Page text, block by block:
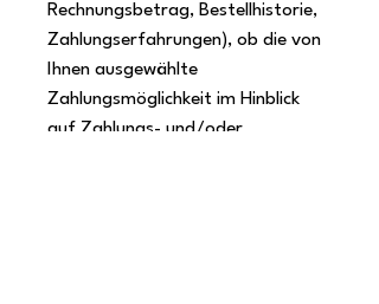
Rechnungsbetrag, Bestellhistorie,
Zahlungserfahrungen), ob die von
Ihnen ausgewählte
Zahlungsmöglichkeit im Hinblick
auf Zahlungs- und/oder